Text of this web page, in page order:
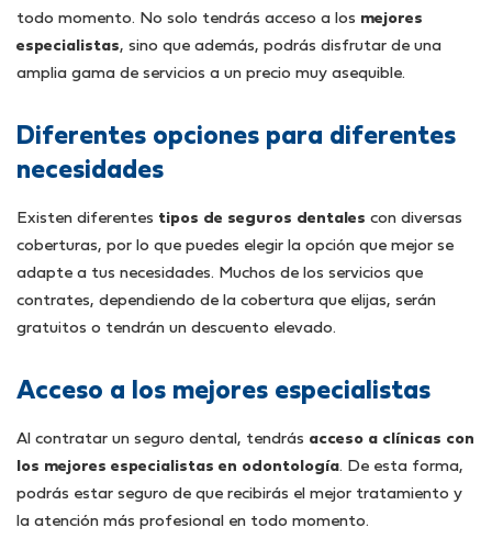
todo momento. No solo tendrás acceso a los mejores
especialistas, sino que además, podrás disfrutar de una
amplia gama de servicios a un precio muy asequible.
Diferentes opciones para diferentes
necesidades
Existen diferentes tipos de seguros dentales con diversas
coberturas, por lo que puedes elegir la opción que mejor se
adapte a tus necesidades. Muchos de los servicios que
contrates, dependiendo de la cobertura que elijas, serán
gratuitos o tendrán un descuento elevado.
Acceso a los mejores especialistas
Al contratar un seguro dental, tendrás acceso a clínicas con
los mejores especialistas en odontología. De esta forma,
podrás estar seguro de que recibirás el mejor tratamiento y
la atención más profesional en todo momento.